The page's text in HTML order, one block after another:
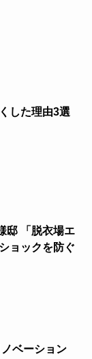
した理由3選
邸 「脱衣場エ
ョックを防ぐ
ノベーション